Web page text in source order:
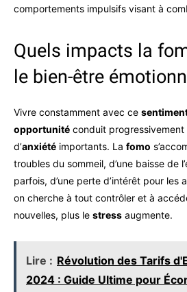
comportements impulsifs visant à
Quels impacts la
le bien-être
Vivre constamment avec ce
opportunité conduit progressivement
d’anxiété importants. La fomo
troubles du sommeil, d’une baisse de
parfois, d’une perte d’intérêt pour les
on cherche à tout contrôler et à
nouvelles, plus le stress augmente.
Lire : Révolution des Tarifs
2024 : Guide Ultime pour